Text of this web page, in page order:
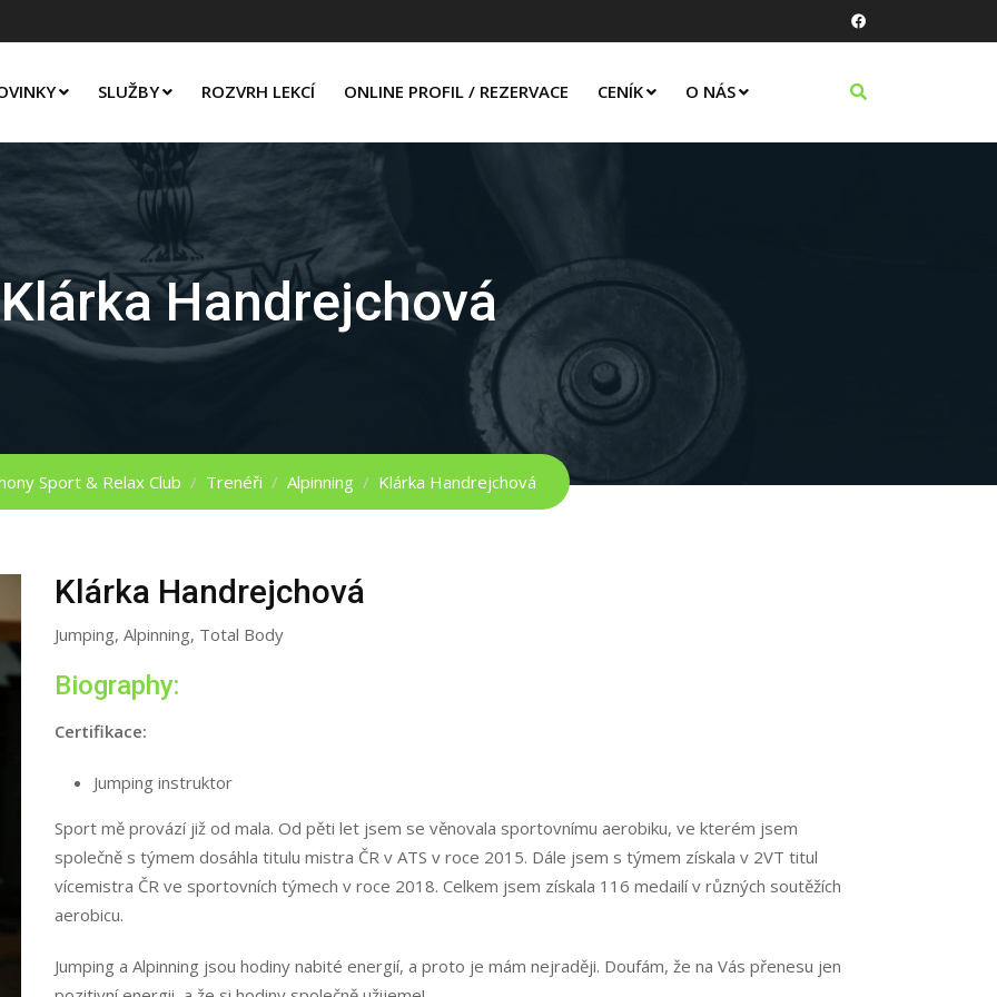
SLUŽBY ROZVRH LEKCÍ ONLINE PROFIL / REZERVACE CENÍK O NÁS
Klárka Handrejchová
Sport & Relax Club / Trenéři / Alpinning / Klárka Handrejchová
Klárka Handrejchová
Jumping, Alpinning, Total Body
Biography:
Certifikace:
Jumping instruktor
Sport mě provází již od mala. Od pěti let jsem se věnovala sportovnímu aerobiku, ve kterém jsem
společně s týmem dosáhla titulu mistra ČR v ATS v roce 2015. Dále jsem s týmem získala v 2VT titul
vícemistra ČR ve sportovních týmech v roce 2018. Celkem jsem získala 116 medailí v různých soutěžích
aerobicu.
Jumping a Alpinning jsou hodiny nabité energií, a proto je mám nejraději. Doufám, že na Vás přenesu jen